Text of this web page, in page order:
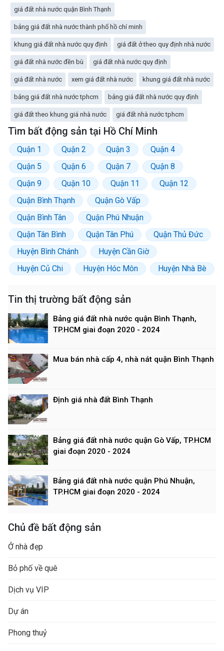
giá đất nhà nước quận Bình Thạnh
bảng giá đất nhà nước thành phố hồ chí minh
khung giá đất nhà nước quy định giá đất ở theo quy định nhà nước
giá đất nhà nước đền bù giá đất nhà nước quy định
giá đất nhà nước xem giá đất nhà nước khung giá đất nhà nước
bảng giá đất nhà nước tphcm bảng giá đất nhà nước quy định
giá đất theo khung giá nhà nước giá đất nhà nước tphcm
Tìm bất động sản tại Hồ Chí Minh
Quận 1 Quận 2 Quận 3
Quận 4
Quận 5
Quận 6 Quận 7
Quận 8
Quận 9
Quận 10 Quận 11
Quận 12
Quận Bình Thạnh
Quận Gò Vấp
Quận Bình Tân
Quận Phú Nhuận
Quận Tân Bình
Quận Tân Phú
Quận Thủ Đức
Huyện Bình Chánh
Huyện Cần Giờ
Huyện Củ Chi
Huyện Hóc Môn Huyện Nhà Bè
Tin thị trường bất động sản
Bảng giá đất nhà nước quận Bình Thạnh,
TP.HCM giai đoạn 2020 - 2024
Mua bán nhà cấp 4, nhà nát quận Bình Thạnh
Định giá nhà đất Bình Thạnh
Bảng giá đất nhà nước quận Gò Vấp, TP.HCM
giai đoạn 2020 - 2024
Bảng giá đất nhà nước quận Phú Nhuận,
TP.HCM giai đoạn 2020 - 2024
Chủ đề bất động sản
Ở nhà đẹp
Bỏ phố về quê
Dịch vụ VIP
Dự án
Phong thuỷ